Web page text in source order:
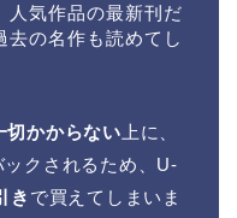
人気作品の最新刊だ
去の名作も読めてし
切かからない 上に、
クされるため、U-
き で買えてしまいま